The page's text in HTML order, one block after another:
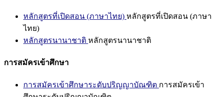
หลักสูตรที่เปิดสอน (ภาษาไทย) หลักสูตรที่เปิดสอน (ภาษา
ไทย)
หลักสูตรนานาชาติ หลักสูตรนานาชาติ
การสมัครเข้าศึกษา
การสมัครเข้าศึกษาระดับปริญญาบัณฑิต การสมัครเข้า